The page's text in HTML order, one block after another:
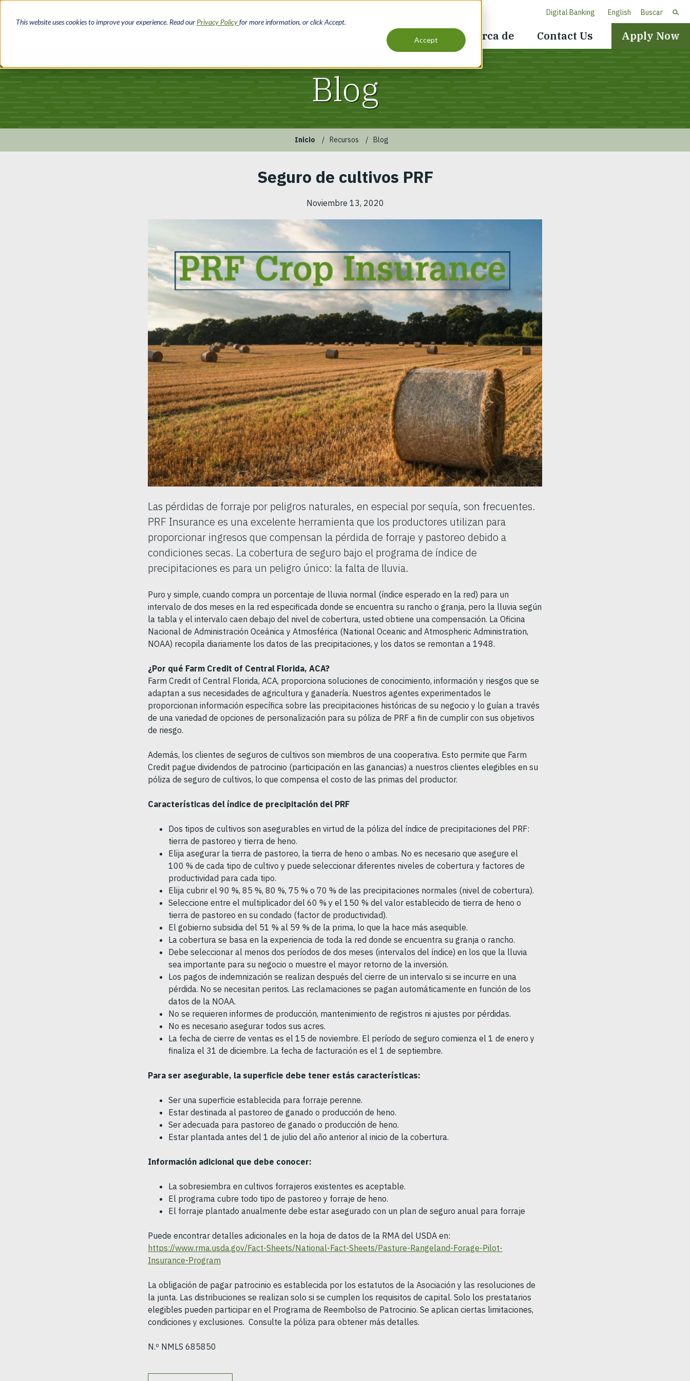
This website uses cookies to improve your experience. Read our Privacy Policyfor more information, or click Accept.
Accept
navigation
Recursos Acerca de Contact Us Apply Now
Header
Navigation
Digital Banking English Buscar
Blog
Inicio Recursos Blog
Seguro de cultivos PRF
Noviembre 13, 2020
Las pérdidas de forraje por peligros naturales, en especial por sequía, son frecuentes.
PRF Insurance es una excelente herramienta que los productores utilizan para
proporcionar ingresos que compensan la pérdida de forraje y pastoreo debido a
condiciones secas. La cobertura de seguro bajo el programa de índice de
precipitaciones es para un peligro único: la falta de lluvia.
Puro y simple, cuando compra un porcentaje de lluvia normal (índice esperado en la red) para un
intervalo de dos meses en la red especificada donde se encuentra su rancho o granja, pero la lluvia según
la tabla y el intervalo caen debajo del nivel de cobertura, usted obtiene una compensación. La Oficina
Nacional de Administración Oceánica y Atmosférica (National Oceanic and Atmospheric Administration,
NOAA) recopila diariamente los datos de las precipitaciones, y los datos se remontan a 1948.
¿Por qué Farm Credit of Central Florida, ACA?
Farm Credit of Central Florida, ACA, proporciona soluciones de conocimiento, información y riesgos que se
adaptan a sus necesidades de agricultura y ganadería. Nuestros agentes experimentados le
proporcionan información específica sobre las precipitaciones históricas de su negocio y lo guían a través
de una variedad de opciones de personalización para su póliza de PRF a fin de cumplir con sus objetivos
de riesgo.
Además, los clientes de seguros de cultivos son miembros de una cooperativa. Esto permite que Farm
Credit pague dividendos de patrocinio (participación en las ganancias) a nuestros clientes elegibles en su
póliza de seguro de cultivos, lo que compensa el costo de las primas del productor.
Características del índice de precipitación del PRF
Dos tipos de cultivos son asegurables en virtud de la póliza del índice de precipitaciones del PRF:
tierra de pastoreo y tierra de heno.
Elija asegurar la tierra de pastoreo, la tierra de heno o ambas. No es necesario que asegure el
100 % de cada tipo de cultivo y puede seleccionar diferentes niveles de cobertura y factores de
productividad para cada tipo.
Elija cubrir el 90 %, 85 %, 80 %, 75 % o 70 % de las precipitaciones normales (nivel de cobertura).
Seleccione entre el multiplicador del 60 % y el 150 % del valor establecido de tierra de heno o
tierra de pastoreo en su condado (factor de productividad).
El gobierno subsidia del 51 % al 59 % de la prima, lo que la hace más asequible.
La cobertura se basa en la experiencia de toda la red donde se encuentra su granja o rancho.
Debe seleccionar al menos dos períodos de dos meses (intervalos del índice) en los que la lluvia
sea importante para su negocio o muestre el mayor retorno de la inversión.
Los pagos de indemnización se realizan después del cierre de un intervalo si se incurre en una
pérdida. No se necesitan peritos. Las reclamaciones se pagan automáticamente en función de los
datos de la NOAA.
No se requieren informes de producción, mantenimiento de registros ni ajustes por pérdidas.
No es necesario asegurar todos sus acres.
La fecha de cierre de ventas es el 15 de noviembre. El período de seguro comienza el 1 de enero y
finaliza el 31 de diciembre. La fecha de facturación es el 1 de septiembre.
Para ser asegurable, la superficie debe tener estás características:
Ser una superficie establecida para forraje perenne.
Estar destinada al pastoreo de ganado o producción de heno.
Ser adecuada para pastoreo de ganado o producción de heno.
Estar plantada antes del 1 de julio del año anterior al inicio de la cobertura.
Información adicional que debe conocer:
La sobresiembra en cultivos forrajeros existentes es aceptable.
El programa cubre todo tipo de pastoreo y forraje de heno.
El forraje plantado anualmente debe estar asegurado con un plan de seguro anual para forraje
Puede encontrar detalles adicionales en la hoja de datos de la RMA del USDA en:
https://www.rma.usda.gov/Fact-Sheets/National-Fact-Sheets/Pasture-Rangeland-Forage-Pilot-
Insurance-Program
La obligación de pagar patrocinio es establecida por los estatutos de la Asociación y las resoluciones de
la junta. Las distribuciones se realizan solo si se cumplen los requisitos de capital. Solo los prestatarios
elegibles pueden participar en el Programa de Reembolso de Patrocinio. Se aplican ciertas limitaciones,
condiciones y exclusiones. Consulte la póliza para obtener más detalles.
N.º NMLS 685850